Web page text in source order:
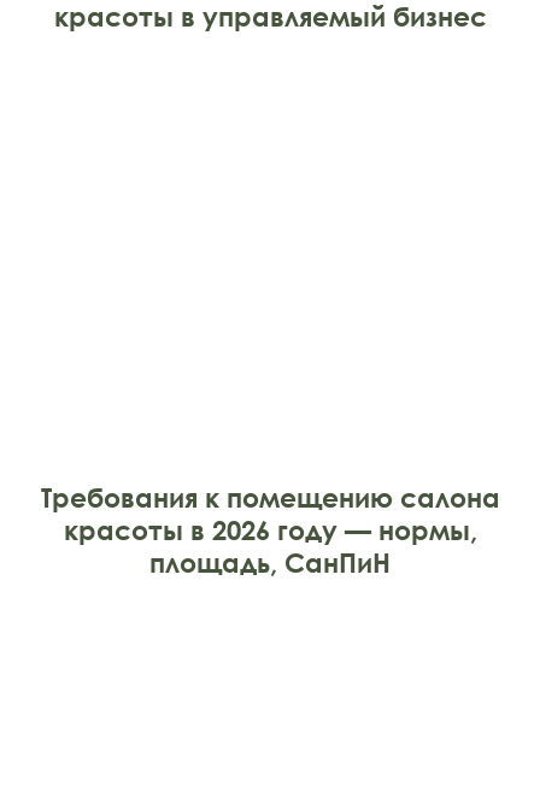
красоты в управляемый бизнес
Требования к помещению салона
красоты в 2026 году — нормы,
площадь, СанПиН